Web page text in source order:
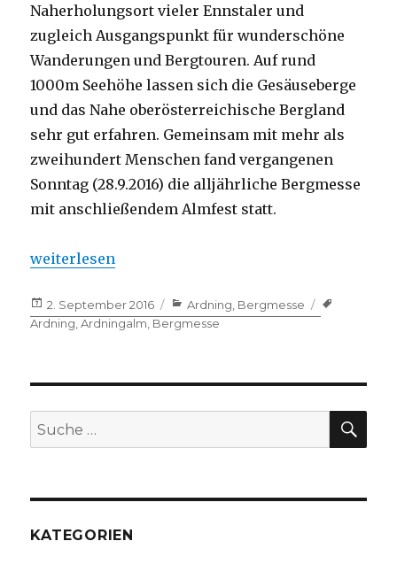
Naherholungsort vieler Ennstaler und
zugleich Ausgangspunkt für wunderschöne
Wanderungen und Bergtouren. Auf rund
1000m Seehöhe lassen sich die Gesäuseberge
und das Nahe oberösterreichische Bergland
sehr gut erfahren. Gemeinsam mit mehr als
zweihundert Menschen fand vergangenen
Sonntag (28.9.2016) die alljährliche Bergmesse
mit anschließendem Almfest statt.
„Bergmesse in Ardning“
weiterlesen
Veröffentlicht
am
2. September 2016 Kategorien
Ardning, Bergmesse
Tags
Ardning,Ardningalm, Bergmesse
Suche
nach:
KATEGORIEN